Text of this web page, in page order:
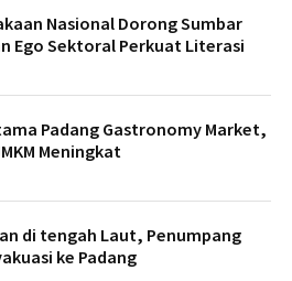
Nasional Dorong Sumbar
Ego Sektoral Perkuat Literasi
Padang Gastronomy Market,
Meningkat
di tengah Laut, Penumpang
ke Padang